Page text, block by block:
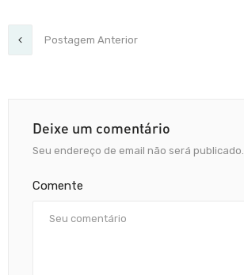
Postagem Anterior
Deixe um comentário
Seu endereço de email não será publicado.
Comente